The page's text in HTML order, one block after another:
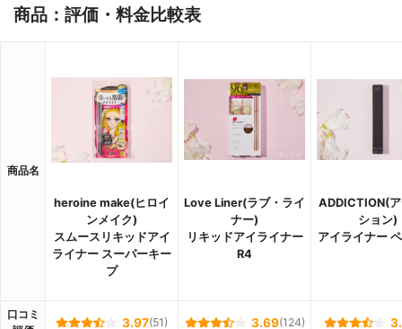
商品：評価・料金比較表
商品名
heroine make(ヒロイ
ンメイク)
スムースリキッドアイ
ライナー スーパーキー
プ
Love Liner(ラブ・ライ
ナー)
リキッドアイライナー
R4
ADDICTION(
ション)
アイライナー
口コミ
3.97(51) 3.69(124)